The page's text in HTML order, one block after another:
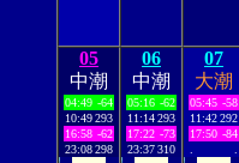
05
中潮
04:49 -64
10:49293
16:58 -62
23:08298
06
中潮
05:16 -62
11:14293
17:22 -73
23:37310
07
大潮
05:45 -58
11:42292
17:50 -84